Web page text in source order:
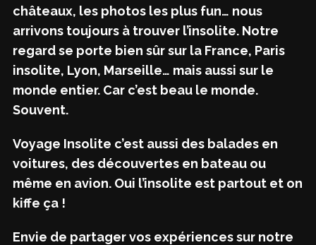
châteaux, les photos les plus fun… nous
arrivons toujours à trouver l’insolite. Notre
regard se porte bien sûr sur la France, Paris
insolite, Lyon, Marseille… mais aussi sur le
monde entier. Car c’est beau le monde.
Souvent.
Voyage Insolite c’est aussi des balades en
voitures, des découvertes en bateau ou
même en avion. Oui l’insolite est partout et on
kiffe ça !
Envie de partager vos expériences sur notre